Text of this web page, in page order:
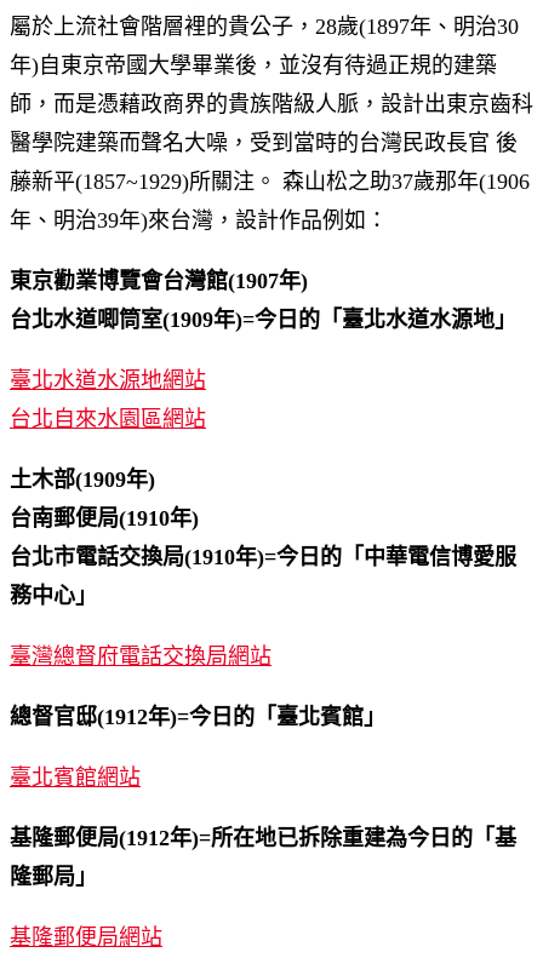
屬於上流社會階層裡的貴公子，28歲(1897年、明治30
年)自東京帝國大學畢業後，並沒有待過正規的建築
師，而是憑藉政商界的貴族階級人脈，設計出東京齒科
醫學院建築而聲名大噪，受到當時的台灣民政長官 後
藤新平(1857~1929)所關注。 森山松之助37歲那年(1906
年、明治39年)來台灣，設計作品例如：
東京勸業博覽會台灣館(1907年)
台北水道唧筒室(1909年)=今日的「臺北水道水源地」
臺北水道水源地網站
台北自來水園區網站
土木部(1909年)
台南郵便局(1910年)
台北市電話交換局(1910年)=今日的「中華電信博愛服
務中心」
臺灣總督府電話交換局網站
總督官邸(1912年)=今日的「臺北賓館」
臺北賓館網站
基隆郵便局(1912年)=所在地已拆除重建為今日的「基
隆郵局」
基隆郵便局網站